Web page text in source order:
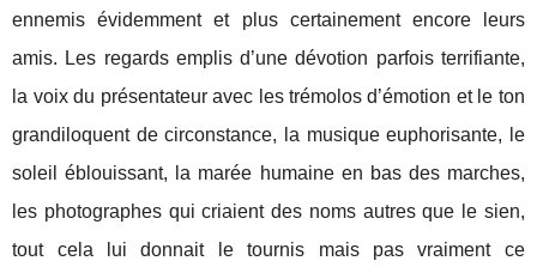
ennemis évidemment et plus certainement encore leurs
amis. Les regards emplis d’une dévotion parfois terrifiante,
la voix du présentateur avec les trémolos d’émotion et le ton
grandiloquent de circonstance, la musique euphorisante, le
soleil éblouissant, la marée humaine en bas des marches,
les photographes qui criaient des noms autres que le sien,
tout cela lui donnait le tournis mais pas vraiment ce